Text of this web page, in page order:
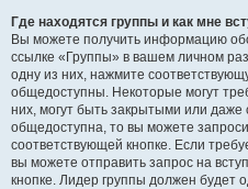
Где находятся группы и как мне
Вы можете получить информацию
ссылке «Группы» в вашем личном
одну из них, нажмите
общедоступны. Некоторые могут
них, могут быть закрытыми или даже
общедоступна, то вы можете
соответствующей кнопке. Если
вы можете отправить запрос на
кнопке. Лидер группы должен будет